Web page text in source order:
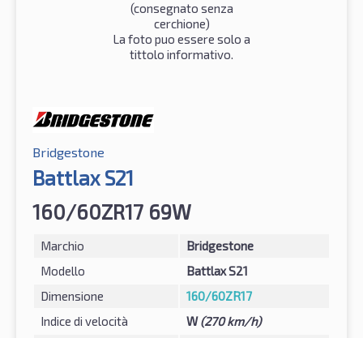
(consegnato senza
cerchione)
La foto puo essere solo a
tittolo informativo.
Bridgestone
Battlax S21
160/60ZR17 69W
Marchio
Bridgestone
Modello
Battlax S21
Dimensione
160/60ZR17
Indice di velocità
W(270 km/h)